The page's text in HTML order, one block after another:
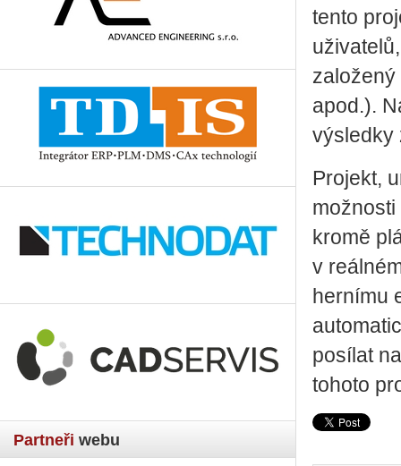
Partneři webu
tento
apod.).
výsledky
Projekt,
kromě
v
hernímu
posílat
tohoto